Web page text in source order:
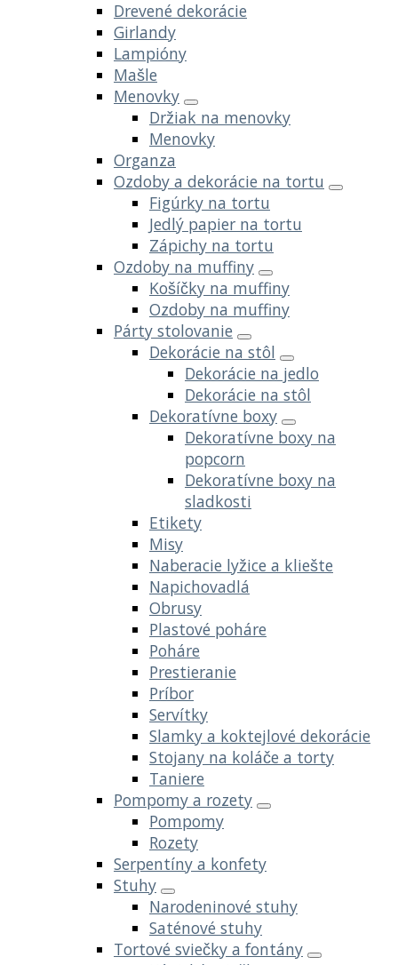
Drevené dekorácie
Girlandy
Lampióny
Mašle
Menovky
Držiak na menovky
Menovky
Organza
Ozdoby a dekorácie na tortu
Figúrky na tortu
Jedlý papier na tortu
Zápichy na tortu
Ozdoby na muffiny
Košíčky na muffiny
Ozdoby na muffiny
Párty stolovanie
Dekorácie na stôl
Dekorácie na jedlo
Dekorácie na stôl
Dekoratívne boxy
Dekoratívne boxy na
popcorn
Dekoratívne boxy na
sladkosti
Etikety
Misy
Naberacie lyžice a kliešte
Napichovadlá
Obrusy
Plastové poháre
Poháre
Prestieranie
Príbor
Servítky
Slamky a koktejlové dekorácie
Stojany na koláče a torty
Taniere
Pompomy a rozety
Pompomy
Rozety
Serpentíny a konfety
Stuhy
Narodeninové stuhy
Saténové stuhy
Tortové sviečky a fontány